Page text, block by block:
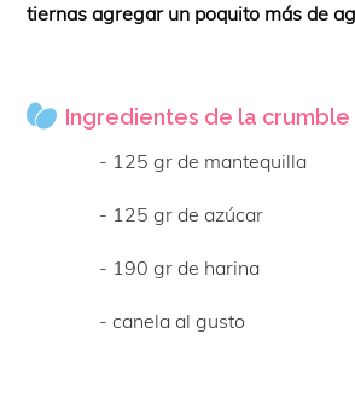
tiernas agregar un poquito más de
Ingredientes de la crumble
- 125 gr de mantequilla
- 125 gr de azúcar
- 190 gr de harina
- canela al gusto